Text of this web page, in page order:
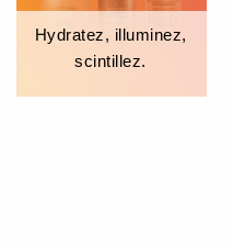
Hydratez, illuminez,
scintillez.